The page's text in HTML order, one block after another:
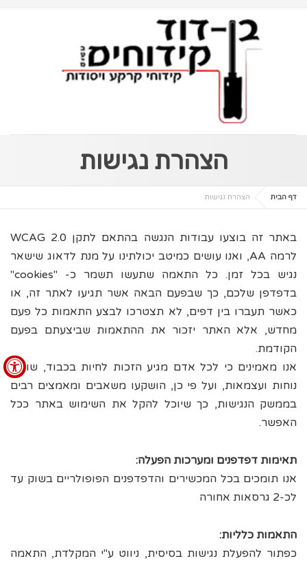
הצהרת נגישות
דף הבית הצהרת נגישות
באתר זה בוצעו עבודות הנגשה בהתאם לתקן WCAG 2.0
לרמה AA, ואנו עושים כמיטב יכולתינו על מנת לדאוג שישאר
נגיש בכל זמן. כל התאמה שתעשו תשמר כ- "cookies"
בדפדפן שלכם, כך שבפעם הבאה אשר תגיעו לאתר זה, או
כאשר תעברו בין דפים, לא תצטרכו לבצע התאמות כל פעם
מחדש, אלא האתר יזכור את ההתאמות שביצעתם בפעם
הקודמת.
אנו מאמינים כי לכל אדם מגיע הזכות לחיות בכבוד, שוויון,
נוחות ועצמאות, ועל פי כן, הושקעו משאבים ומאמצים רבים
בממשק הנגישות, כך שיוכל להקל את השימוש באתר ככל
האפשר.
תאימות דפדפנים ומערכות הפעלה:
אנו תומכים בכל המכשירים והדפדפנים הפופולריים בשוק עד
לכ-2 גרסאות אחורה
התאמות כלליות:
כפתור להפעלת נגישות בסיסית, ניווט ע"י המקלדת, התאמה